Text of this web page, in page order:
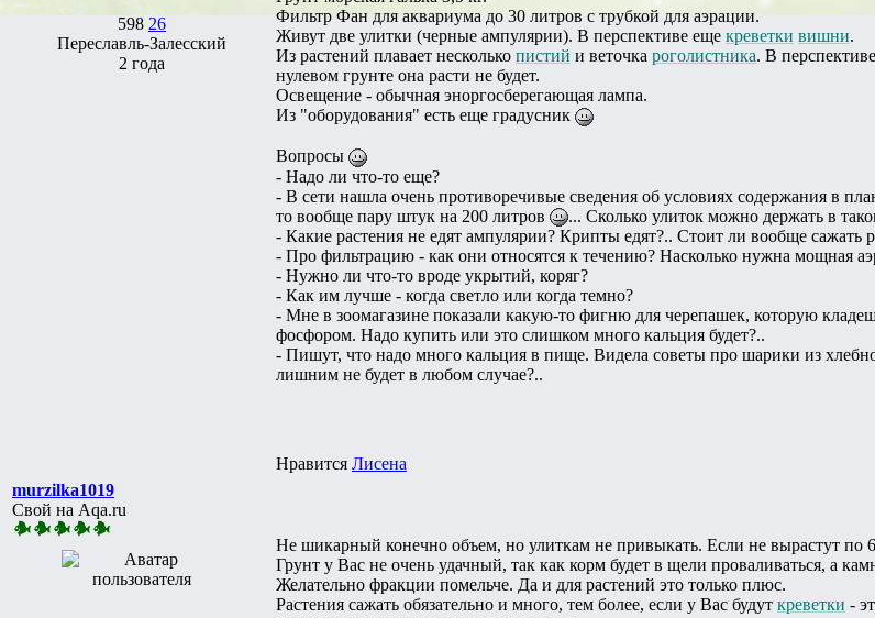
598 26
Переславль-Залесский
2 года
Фильтр Фан для аквариума до 30 литров с трубкой для аэрации.
Живут две улитки (черные ампулярии). В перспективе еще креветки вишни.
Из растений плавает несколько пистий и веточка роголистника. В
нулевом грунте она расти не будет.
Освещение - обычная эноргосберегающая лампа.
Из "оборудования" есть еще градусник
Вопросы
- Надо ли что-то еще?
- В сети нашла очень противоречивые сведения об условиях содержания в
то вообще пару штук на 200 литров
... Сколько улиток можно держать в
- Какие растения не едят ампулярии? Крипты едят?.. Стоит ли вообще сажать
- Про фильтрацию - как они относятся к течению? Насколько нужна мощная
- Нужно ли что-то вроде укрытий, коряг?
- Как им лучше - когда светло или когда темно?
- Мне в зоомагазине показали какую-то фигню для черепашек, которую
фосфором. Надо купить или это слишком много кальция будет?..
- Пишут, что надо много кальция в пище. Видела советы про шарики из
лишним не будет в любом случае?..
Нравится Лисена
murzilka1019
Свой на Aqa.ru
Не шикарный конечно объем, но улиткам не привыкать. Если не вырастут по
Грунт у Вас не очень удачный, так как корм будет в щели проваливаться, а
Желательно фракции помельче. Да и для растений это только плюс.
Растения сажать обязательно и много, тем более, если у Вас будут креветки -